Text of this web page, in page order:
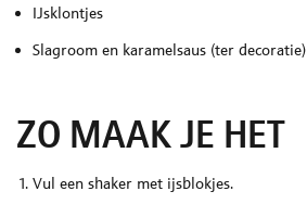
IJsklontjes
Slagroom en karamelsaus (ter decoratie)
ZO MAAK JE HET
Vul een shaker met ijsblokjes.